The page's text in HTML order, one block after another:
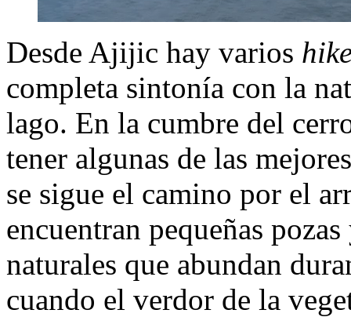
Desde Ajijic hay varios
completa sintonía con la
lago. En la cumbre del
tener algunas de las
se sigue el camino por el
encuentran pequeñas
naturales que abundan
cuando el verdor de la